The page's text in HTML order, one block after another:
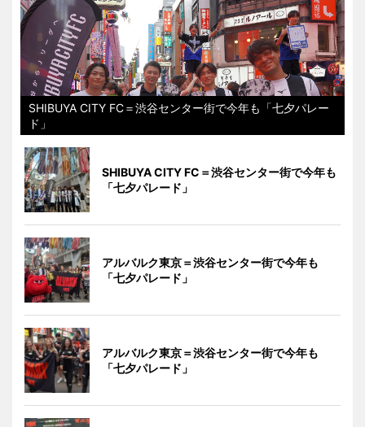
SHIBUYA CITY FC＝渋谷センター街で今年も「七夕パレー
ド」
SHIBUYA CITY FC＝渋谷センター街で今年も
「七夕パレード」
アルバルク東京＝渋谷センター街で今年も
「七夕パレード」
アルバルク東京＝渋谷センター街で今年も
「七夕パレード」